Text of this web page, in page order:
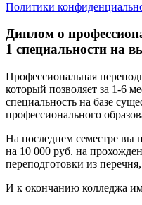
Политики
Диплом о
1 специальности на
Профессиональная
который позволяет за 1-6
специальность на базе
профессионального
На последнем семестре вы
на 10 000 руб. на
переподготовки из
И к окончанию колледжа